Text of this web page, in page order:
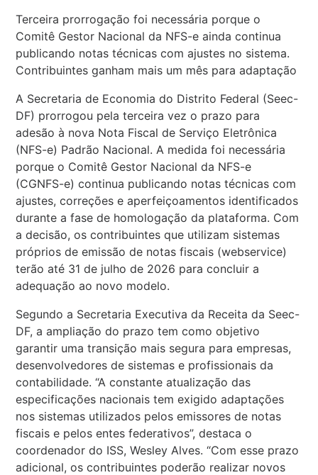
Terceira prorrogação foi necessária porque o
Comitê Gestor Nacional da NFS-e ainda continua
publicando notas técnicas com ajustes no sistema.
Contribuintes ganham mais um mês para adaptação
A Secretaria de Economia do Distrito Federal (Seec-
DF) prorrogou pela terceira vez o prazo para
adesão à nova Nota Fiscal de Serviço Eletrônica
(NFS-e) Padrão Nacional. A medida foi necessária
porque o Comitê Gestor Nacional da NFS-e
(CGNFS-e) continua publicando notas técnicas com
ajustes, correções e aperfeiçoamentos identificados
durante a fase de homologação da plataforma. Com
a decisão, os contribuintes que utilizam sistemas
próprios de emissão de notas fiscais (webservice)
terão até 31 de julho de 2026 para concluir a
adequação ao novo modelo.
Segundo a Secretaria Executiva da Receita da Seec-
DF, a ampliação do prazo tem como objetivo
garantir uma transição mais segura para empresas,
desenvolvedores de sistemas e profissionais da
contabilidade. “A constante atualização das
especificações nacionais tem exigido adaptações
nos sistemas utilizados pelos emissores de notas
fiscais e pelos entes federativos”, destaca o
coordenador do ISS, Wesley Alves. “Com esse prazo
adicional, os contribuintes poderão realizar novos